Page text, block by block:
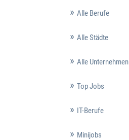
Alle Berufe
Alle Städte
Alle Unternehmen
Top Jobs
IT-Berufe
Minijobs